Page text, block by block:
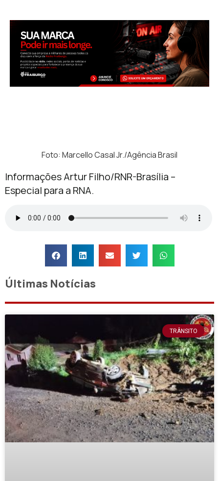
Foto: Marcello Casal Jr./Agência Brasil
Informações Artur Filho/RNR-Brasília –
Especial para a RNA.
Últimas Notícias
TRÂNSITO